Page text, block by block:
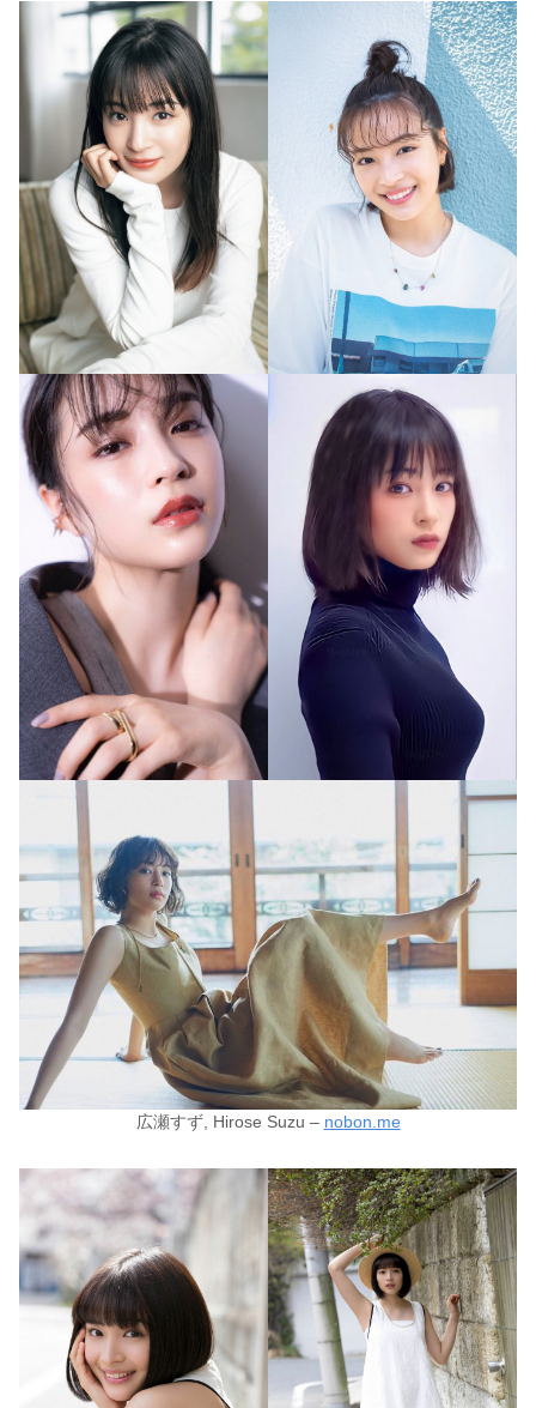
広瀬すず, Hirose Suzu – nobon.me